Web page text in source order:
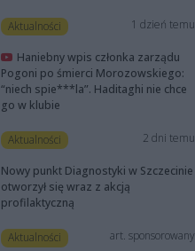
Aktualności 1 dzień temu
Haniebny wpis członka zarządu
Pogoni po śmierci Morozowskiego:
“niech spie***la”. Haditaghi nie chce
go w klubie
Aktualności 2 dni temu
Nowy punkt Diagnostyki w Szczecinie
otworzył się wraz z akcją
profilaktyczną
Aktualności art. sponsorowany